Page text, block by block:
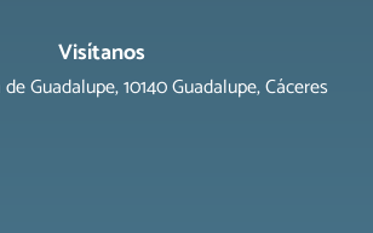
Visítanos
Guadalupe, 10140 Guadalupe, Cáceres